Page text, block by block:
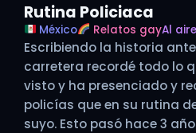
Rutina Policiaca
México Relatos gayAl
Escribiendo la historia
carretera recordé todo lo
visto y ha presenciado y
policías que en su rutina
suyo. Esto pasó hace 3